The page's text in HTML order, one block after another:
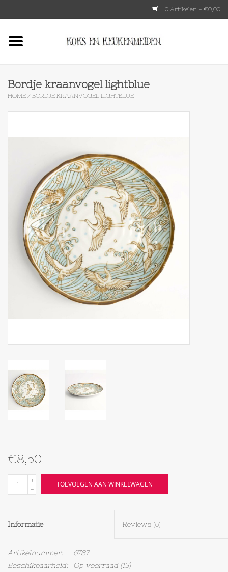
0 Artikelen - €0,00
Koken
Op Tafel
Koffie & Thee
Keukenspullen
Food
Boeken
Textiel
Olieflessen
Bordje kraanvogel lightblue
HOME / BORDJE KRAANVOGEL LIGHTBLUE
€8,50
+
-
TOEVOEGEN AAN WINKELWAGEN
Informatie Reviews (0)
Artikelnummer:
6787
Beschikbaarheid:
Op voorraad(13)